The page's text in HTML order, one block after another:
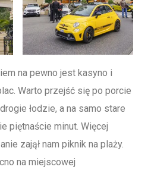
na pewno jest kasyno i
Warto przejść się po porcie
łodzie, a na samo stare
piętnaście minut. Więcej
zajął nam piknik na plaży.
na miejscowej